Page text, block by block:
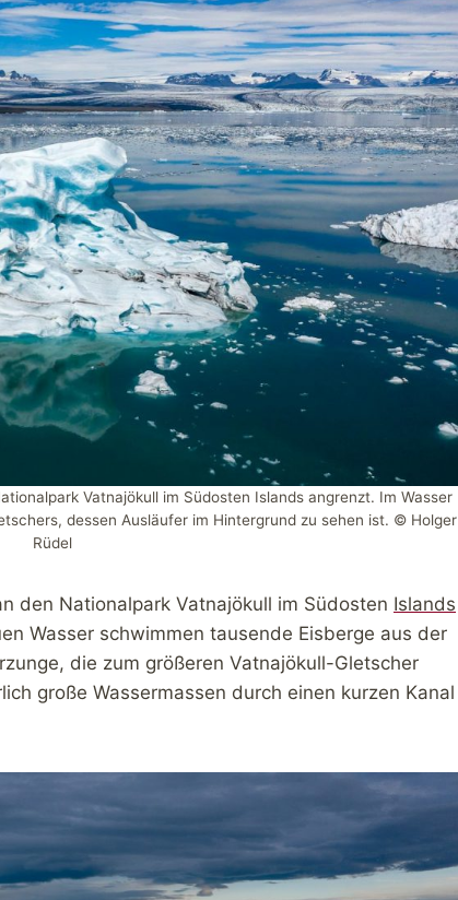
Vatnajökull im Südosten Islands angrenzt. Im Wasser
dessen Ausläufer im Hintergrund zu sehen ist. © Holger
Rüdel
den Nationalpark Vatnajökull im Südosten Islands
Wasser schwimmen tausende Eisberge aus der
die zum größeren Vatnajökull-Gletscher
große Wassermassen durch einen kurzen Kanal